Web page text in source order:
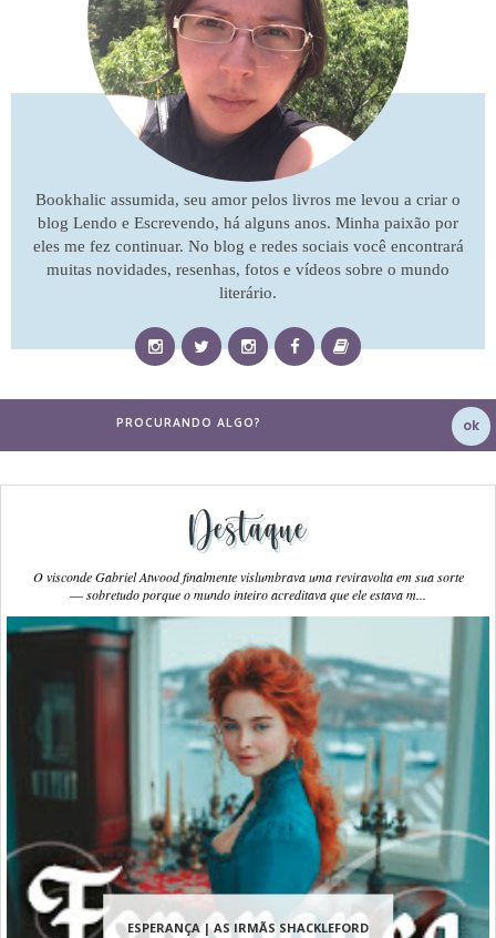
Bookhalic assumida, seu amor pelos livros me levou a criar o
blog Lendo e Escrevendo, há alguns anos. Minha paixão por
eles me fez continuar. No blog e redes sociais você encontrará
muitas novidades, resenhas, fotos e vídeos sobre o mundo
literário.
Destaque
ESPERANÇA | AS IRMÃS SHACKLEFORD
O visconde Gabriel Atwood finalmente vislumbrava uma reviravolta em sua sorte
― sobretudo porque o mundo inteiro acreditava que ele estava m...